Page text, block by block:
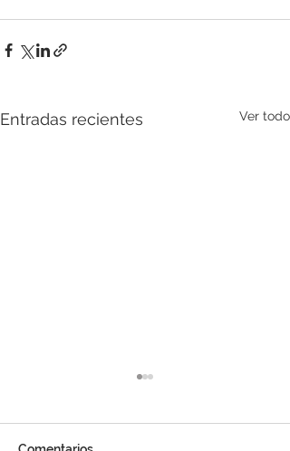
Entradas recientes Ver todo